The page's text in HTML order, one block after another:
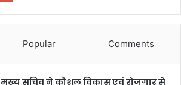
Popular Comments
मुख्य सचिव ने कौशल विकास एवं रोजगार से